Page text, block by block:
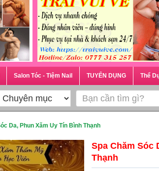
Salon Tóc - Tiệm Nail TUYỂN DỤNG Thể
Da, Phun Xăm Uy Tín Bình Thạnh
Spa Chăm Sóc
Thạnh